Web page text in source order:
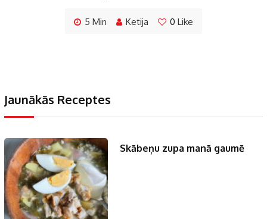
5 Min Ketija 0 Like
Jaunākās Receptes
Skābeņu zupa manā gaumē